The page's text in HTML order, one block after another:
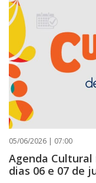
05/06/2026 | 07:00
Agenda
dias 06 e 07 de